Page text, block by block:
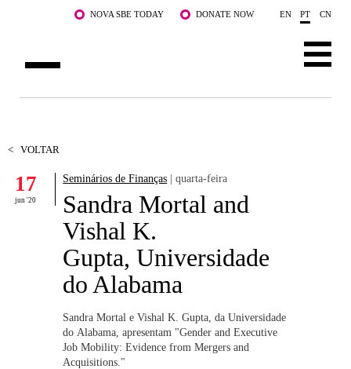
Saltar para o conteúdo principalNOVA SBE TODAY DONATE NOW EN PT CN
DOCENTES E INVESTIGAÇÃO
COMUNIDADE
LIFE AT NOVA SBE
WHAT'S HAPPENING
< VOLTAR
17
jun '20
Seminários de Finanças | quarta-feira
Sandra Mortal and
Vishal K.
Gupta, Universidade
do Alabama
Sandra Mortal e Vishal K. Gupta, da Universidade
do Alabama, apresentam "Gender and Executive
Job Mobility: Evidence from Mergers and
Acquisitions. "